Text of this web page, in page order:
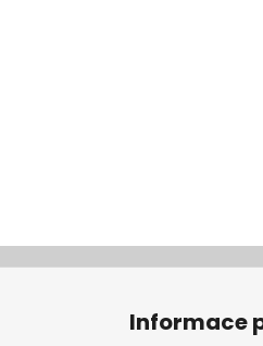
Informace